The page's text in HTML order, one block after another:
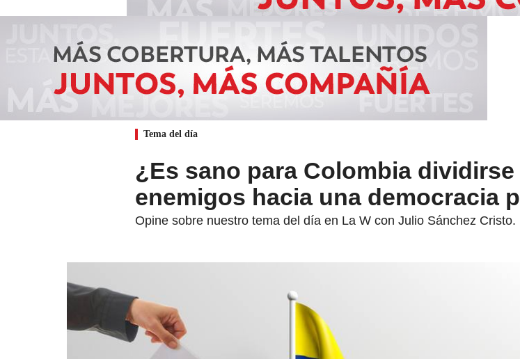
Tema del día
¿Es sano para Colombia
enemigos hacia una democracia
Opine sobre nuestro tema del día en La W con Julio Sánchez Cristo.